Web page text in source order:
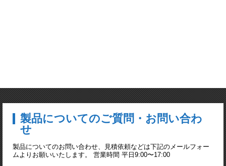
製品についてのご質問・お問い合わ
せ
製品についてのお問い合わせ、見積依頼などは下記のメールフォー
ムよりお願いいたします。 営業時間 平日9:00〜17:00